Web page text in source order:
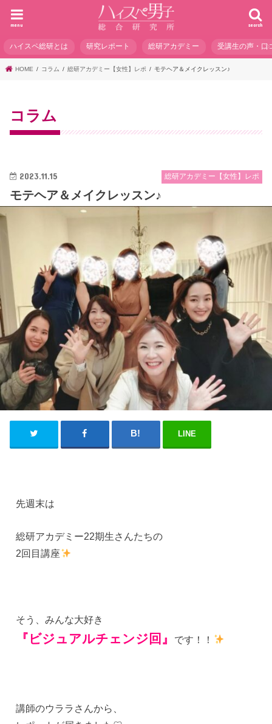
search
menu
ハイスペ総研とは 研究レポート 総研アカデミー 受講生の声・口
HOME コラム 総研アカデミー【女性】レポ モテヘア＆メイクレッスン♪
コラム
総研アカデミー【女性】レポ
2023.11.15
モテヘア＆メイクレッスン♪
LINE
先週末は
総研アカデミー22期生さんたちの
2回目講座
そう、みんな大好き
『ビジュアルチェンジ回』 です！！
講師のウララさんから、